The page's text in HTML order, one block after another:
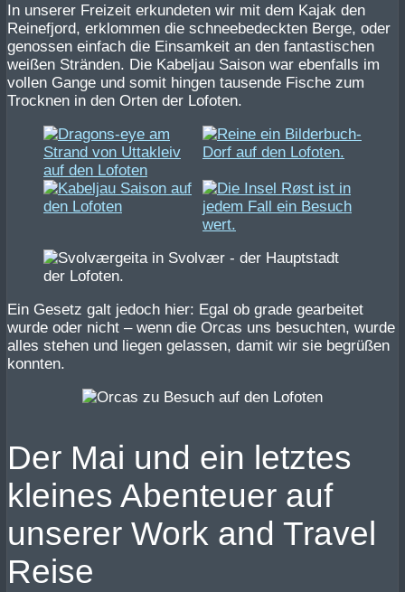
In unserer Freizeit erkundeten wir mit dem Kajak den
Reinefjord, erklommen die schneebedeckten Berge, oder
genossen einfach die Einsamkeit an den fantastischen
weißen Stränden. Die Kabeljau Saison war ebenfalls im
vollen Gange und somit hingen tausende Fische zum
Trocknen in den Orten der Lofoten.
Ein Gesetz galt jedoch hier: Egal ob grade gearbeitet
wurde oder nicht – wenn die Orcas uns besuchten, wurde
alles stehen und liegen gelassen, damit wir sie begrüßen
konnten.
Der Mai und ein letztes
kleines Abenteuer auf
unserer Work and Travel
Reise